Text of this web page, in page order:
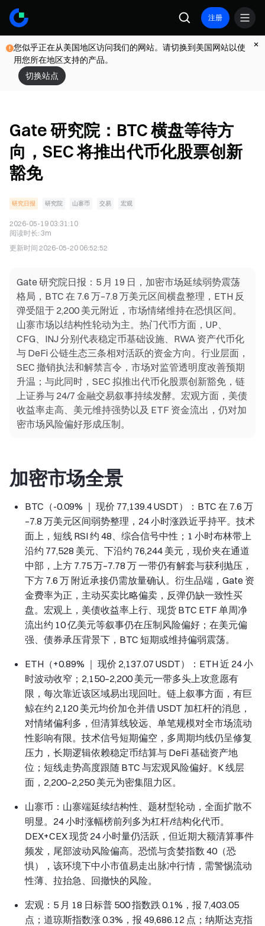
注册
您似乎正在从美国地区访问我们的网站。请切换到美国网站以使
用您所在地区支持的产品。
切换站点
Gate 研究院：BTC 横盘等待方
向，SEC 将推出代币化股票创新
豁免
研究日报 研究院 山寨币 交易 宏观
2026-05-19 03:31:10
阅读时长: 3m
更新时间 2026-05-20 06:52:52
Gate 研究院日报：5 月 19 日，加密市场延续弱势震荡
格局，BTC 在 7.6 万–7.8 万美元区间横盘整理，ETH 反
弹受阻于 2,200 美元附近，市场情绪维持在恐惧区间。
山寨市场以结构性轮动为主。热门代币方面，UP、
CFG、INJ 分别代表稳定币基础设施、RWA 资产代币化
与 DeFi 公链生态三条相对活跃的资金方向。行业层面，
SEC 撤销执法和解禁言令，市场对监管透明度改善预期
升温；与此同时，SEC 拟推出代币化股票创新豁免，链
上证券与 24/7 金融交易叙事持续发酵。宏观方面，美债
收益率走高、美元维持强势以及 ETF 资金流出，仍对加
密市场风险偏好形成压制。
加密市场全景
BTC（-0.09% ｜ 现价 77,139.4 USDT）：BTC 在 7.6 万
–7.8 万美元区间弱势整理，24 小时涨跌近乎持平。技术
面上，短线 RSI 约 48、综合信号中性；1 小时布林带上
沿约 77,528 美元、下沿约 76,244 美元，现价夹在通道
中部，上方 7.75 万–7.78 万 一带仍有解套与获利抛压，
下方 7.6 万 附近承接仍需放量确认。衍生品端，Gate 资
金费率为正，主动买卖比略偏卖，反弹仍缺一致性买
盘。宏观上，美债收益率上行、现货 BTC ETF 单周净
流出约 10 亿美元等叙事仍在压制风险偏好；在美元偏
强、债券承压背景下，BTC 短期或维持偏弱震荡。
ETH（+0.89% ｜ 现价 2,137.07 USDT）：ETH 近 24 小
时波动收窄；2,150–2,200 美元一带多头上攻意愿有
限，每次靠近该区域易出现回吐。链上叙事方面，有巨
鲸在约 2,120 美元均价加仓并借 USDT 加杠杆的消息，
对情绪偏利多，但清算线较远、单笔规模对全市场流动
性影响有限。技术信号短期偏空，多周期均线仍呈修复
压力，长期逻辑依赖稳定币结算与 DeFi 基础资产地
位；短线走势高度跟随 BTC 与宏观风险偏好。K 线层
面，2,200–2,250 美元为密集阻力区。
山寨币：山寨端延续结构性、题材型轮动，全面扩散不
明显。24 小时涨幅榜前列多为杠杆/结构化代币。
DEX+CEX 现货 24 小时量仍活跃，但近期大额清算事件
频发，尾部波动风险偏高。恐慌与贪婪指数 40（恐
惧），该环境下中小市值易走出脉冲行情，需警惕流动
性薄、拉抬急、回撤快的风险。
宏观：5 月 18 日标普 500 指数跌 0.1%，报 7,403.05
点；道琼斯指数涨 0.3%，报 49,686.12 点；纳斯达克指